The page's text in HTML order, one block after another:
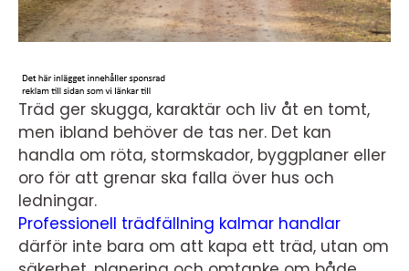
Träd ger skugga, karaktär och liv åt en tomt,
men ibland behöver de tas ner. Det kan
handla om röta, stormskador, byggplaner eller
oro för att grenar ska falla över hus och
ledningar.
Professionell trädfällning kalmar handlar
därför inte bara om att kapa ett träd, utan om